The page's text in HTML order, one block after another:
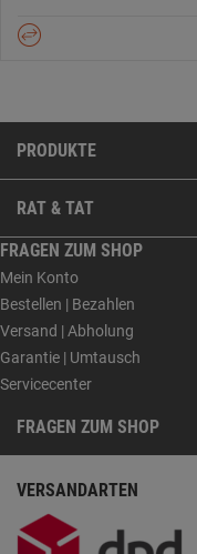
PRODUKTE
RAT & TAT
FRAGEN ZUM SHOP
Mein Konto
Bestellen | Bezahlen
Versand | Abholung
Garantie | Umtausch
Servicecenter
FRAGEN ZUM SHOP
VERSANDARTEN